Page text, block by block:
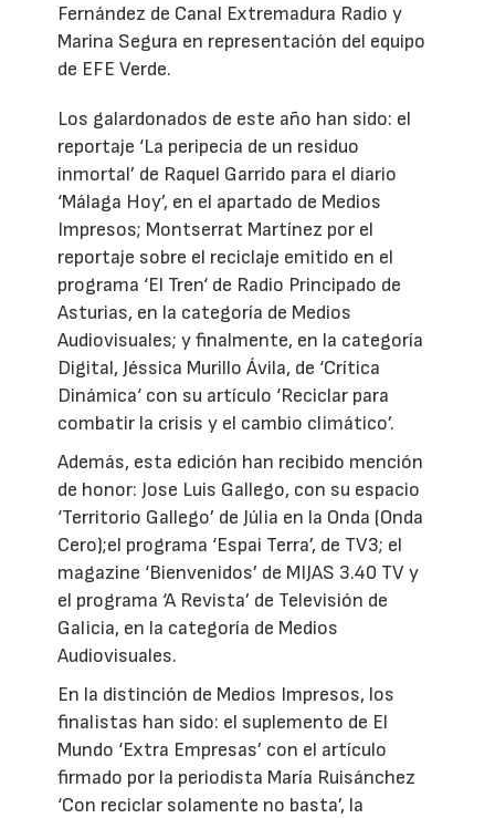
Fernández de Canal Extremadura Radio y
Marina Segura en representación del equipo
de EFE Verde.
Los galardonados de este año han sido: el
reportaje ‘La peripecia de un residuo
inmortal’ de Raquel Garrido para el diario
‘Málaga Hoy’, en el apartado de Medios
Impresos; Montserrat Martínez por el
reportaje sobre el reciclaje emitido en el
programa ‘El Tren‘ de Radio Principado de
Asturias, en la categoría de Medios
Audiovisuales; y finalmente, en la categoría
Digital, Jéssica Murillo Ávila, de ‘Crítica
Dinámica‘ con su artículo ‘Reciclar para
combatir la crisis y el cambio climático’.
Además, esta edición han recibido mención
de honor: Jose Luis Gallego, con su espacio
‘Territorio Gallego’ de Júlia en la Onda (Onda
Cero);el programa ‘Espai Terra’, de TV3; el
magazine ‘Bienvenidos’ de MIJAS 3.40 TV y
el programa ‘A Revista’ de Televisión de
Galicia, en la categoría de Medios
Audiovisuales.
En la distinción de Medios Impresos, los
finalistas han sido: el suplemento de El
Mundo ‘Extra Empresas’ con el artículo
firmado por la periodista María Ruisánchez
‘Con reciclar solamente no basta’, la